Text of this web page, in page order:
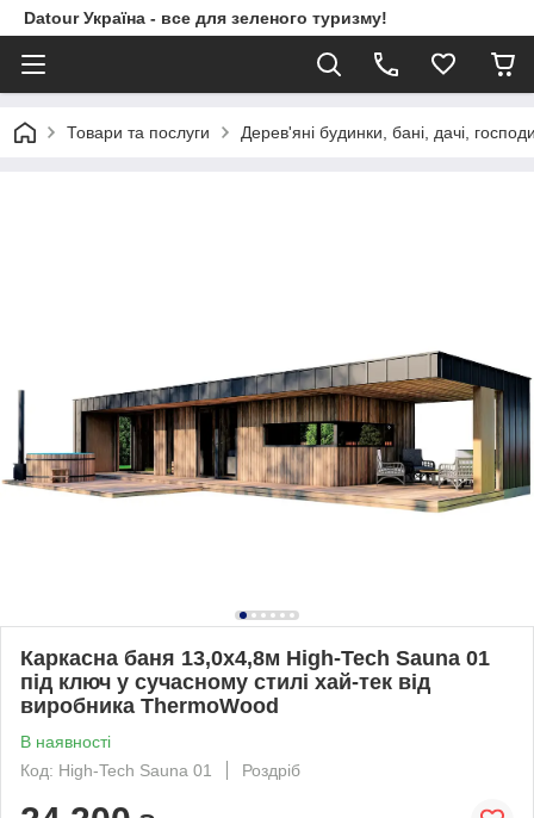
Datour Україна - все для зеленого туризму!
Товари та послуги Дерев'яні будинки, бані, дачі,
Каркасна баня 13,0х4,8м High-Tech Sauna 01
під ключ у сучасному стилі хай-тек від
виробника ThermoWood
В наявності
Код: High-Tech Sauna 01
Роздріб